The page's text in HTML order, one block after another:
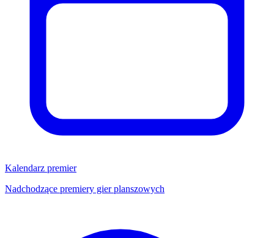
Kalendarz premier
Nadchodzące premiery gier planszowych